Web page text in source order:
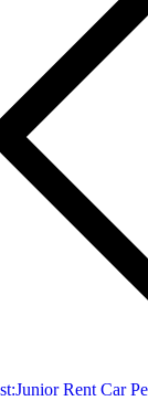
Junior Rent Car